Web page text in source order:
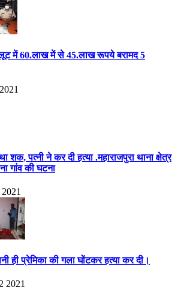
में 60.लाख में से 45.लाख रूपये बरामद 5
शक, पत्नी ने कर दी हत्या .महाराजपुरा थाना क्षेत्र
गांव की घटना
ही प्रेमिका की गला घोंटकर हत्या कर दी।
2021